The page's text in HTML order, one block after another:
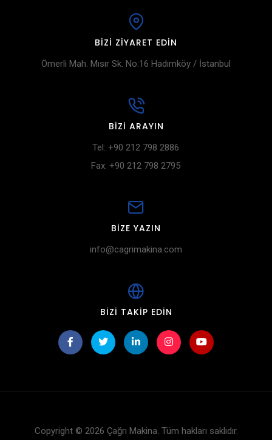
BIZI ZIYARET EDIN
Ömerli Mah. Mısır Sk. No:16 Hadımköy / İstanbul
BIZI ARAYIN
Tel: +90 212 798 2886
Fax: +90 212 798 2795
BIZE YAZIN
info@cagrimakina.com
BIZI TAKIP EDIN
Copyright © 2026 Çağrı Makina. Tüm hakları saklıdır.